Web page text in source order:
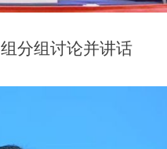
组分组讨论并讲话